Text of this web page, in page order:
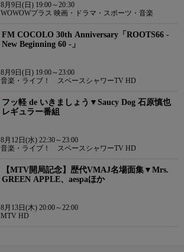
8月9日(日) 19:00～20:30
WOWOWプラス 映画・ドラマ・スポーツ・音楽
FM COCOLO 30th Anniversary「ROOTS66 -
New Beginning 60 -」
8月9日(日) 19:00～23:00
音楽・ライブ！ スペースシャワーTV HD
フッ軽 de いきましょう▼Saucy Dog 石原慎也
レギュラー番組
8月12日(水) 22:30～23:00
音楽・ライブ！ スペースシャワーTV HD
【MTV開局記念】歴代VMAJ名場面集▼Mrs.
GREEN APPLE、aespaほか
8月13日(木) 20:00～22:00
MTV HD